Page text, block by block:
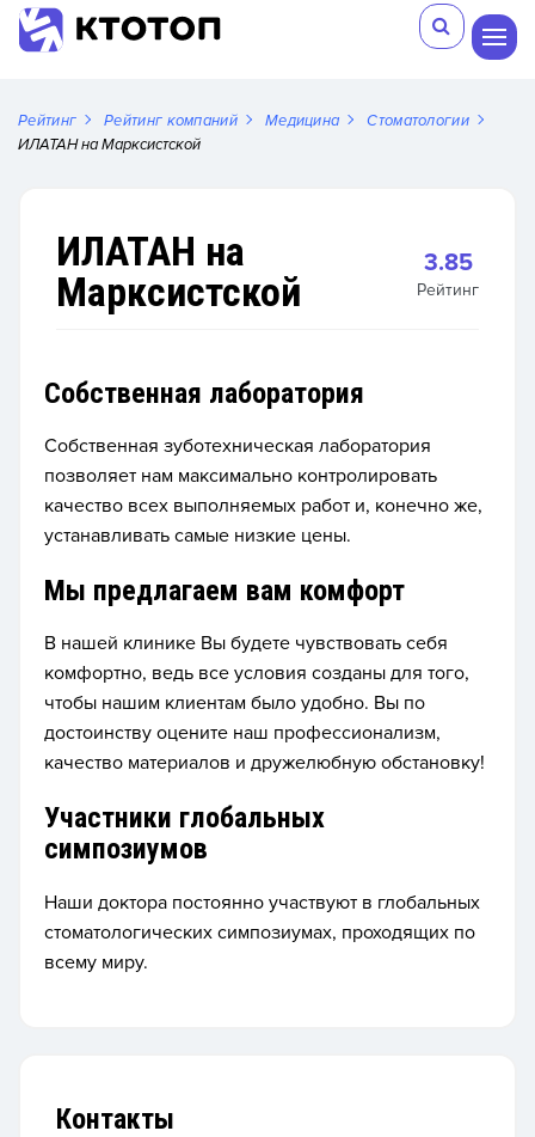
Рейтинг Рейтинг компаний Медицина
Стоматологии
ИЛАТАН на Марксистской
ИЛАТАН на
Марксистской
3.85
Рейтинг
Собственная лаборатория
Собственная зуботехническая лаборатория
позволяет нам максимально контролировать
качество всех выполняемых работ и, конечно же,
устанавливать самые низкие цены.
Мы предлагаем вам комфорт
В нашей клинике Вы будете чувствовать себя
комфортно, ведь все условия созданы для того,
чтобы нашим клиентам было удобно. Вы по
достоинству оцените наш профессионализм,
качество материалов и дружелюбную обстановку!
Участники глобальных
симпозиумов
Наши доктора постоянно участвуют в глобальных
стоматологических симпозиумах, проходящих по
всему миру.
Контакты